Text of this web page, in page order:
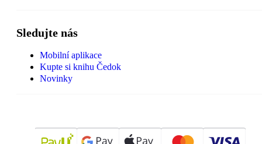
Sledujte nás
Mobilní aplikace
Kupte si knihu Čedok
Novinky